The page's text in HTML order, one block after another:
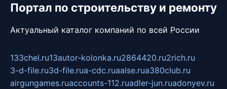
Портал по строительству и ремонту
Актуальный каталог компаний по всей России
133chel.ru13autor-kolonka.ru2864420.ru2rich.ru
3-d-file.ru3d-file.rua-cdc.ruaalse.rua380club.ru
airgungames.ruaccounts-112.ruadler-jun.ruadonyev.ru